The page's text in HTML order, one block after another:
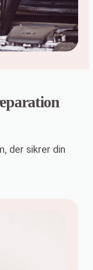
der sikrer din